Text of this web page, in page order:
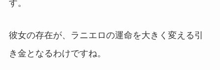
す。
彼女の存在が、ラニエロの運命を大きく変える引
き金となるわけですね。